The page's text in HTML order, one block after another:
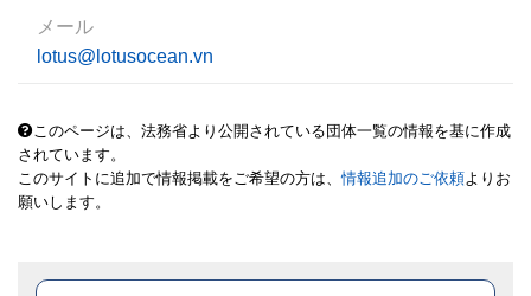
メール
lotus@lotusocean.vn
このページは、法務省より公開されている団体一覧の情報を基に作成
されています。
このサイトに追加で情報掲載をご希望の方は、情報追加のご依頼よりお
願いします。